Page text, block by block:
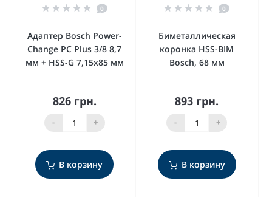
0
Адаптер Bosch Power-
Change PC Plus 3/8 8,7
мм + HSS-G 7,15x85 мм
826 грн.
- +
В корзину
0
Биметаллическая
коронка HSS-BIM
Bosch, 68 мм
893 грн.
- +
В корзину